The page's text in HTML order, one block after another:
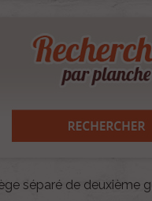
séparé de deuxième